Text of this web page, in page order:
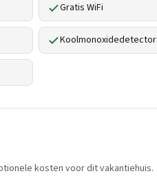
Gratis WiFi
Koolmonoxidedetector
kosten voor dit vakantiehuis.